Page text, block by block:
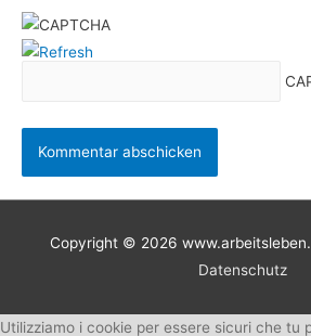
Copyright © 2026
Datenschutz
Utilizziamo i cookie per essere sicuri che tu